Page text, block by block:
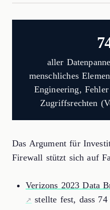
aller
menschliches
Engineering,
Zugriffsrechten
Das Argument für
Firewall stützt sich auf
Verizons 2023 Data
stellte fest, dass